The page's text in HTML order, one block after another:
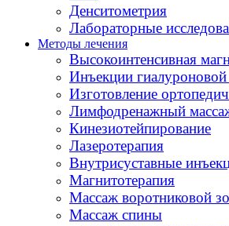
Денситометрия
Лабораторные
Методы лечения
Высокоинтенсивная
Инъекции
Изготовление
Лимфодренажный
Кинезиотейпирование
Лазеротерапия
Внутрисуставные
Магнитотерапия
Массаж воротниковой
Массаж спины